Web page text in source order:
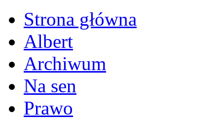
Strona główna
Albert
Archiwum
Na sen
Prawo